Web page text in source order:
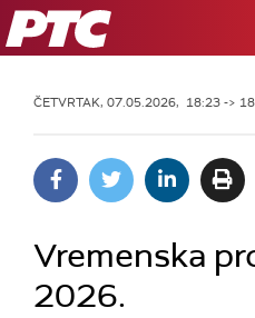
RTS
ČETVRTAK, 07.05.2026, 18:23 ->
Vremenska
2026.